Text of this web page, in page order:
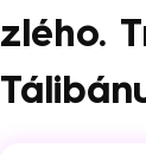
zlého.